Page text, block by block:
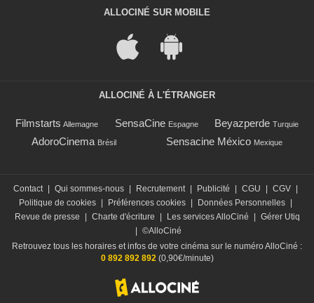
ALLOCINÉ SUR MOBILE
ALLOCINÉ À L'ÉTRANGER
Filmstarts Allemagne SensaCine Espagne Beyazperde Turquie
AdoroCinema Brésil Sensacine México Mexique
Contact Qui sommes-nous Recrutement Publicité CGU CGV
Politique de cookies
Préférences cookies Données Personnelles
Revue de presse
Charte d'écriture Les services AlloCiné
Gérer Utiq
©AlloCiné
Retrouvez tous les horaires et infos de votre cinéma sur le numéro AlloCiné :
0 892 892 892(0,90€/minute)